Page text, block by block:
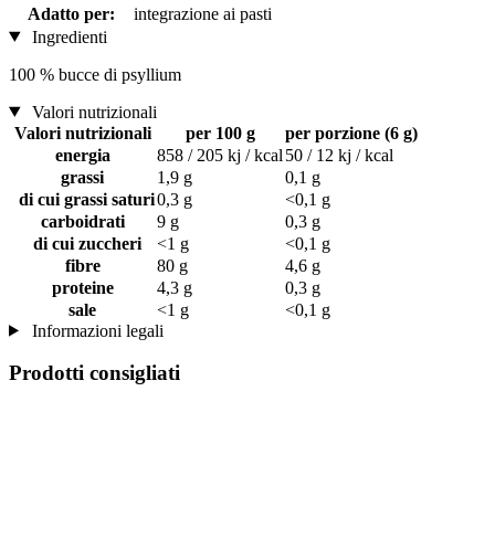
Adatto per:
integrazione ai pasti
Ingredienti
100 % bucce di psyllium
Valori nutrizionali
Valori nutrizionali
per 100 g
per porzione (6 g)
energia
858 / 205 kj / kcal 50 / 12 kj / kcal
grassi
1,9 g
0,1 g
di cui grassi saturi0,3 g
<0,1 g
carboidrati
9 g
0,3 g
di cui zuccheri
<1 g
<0,1 g
fibre
80 g
4,6 g
proteine
4,3 g
0,3 g
sale
<1 g
<0,1 g
Informazioni legali
Prodotti consigliati